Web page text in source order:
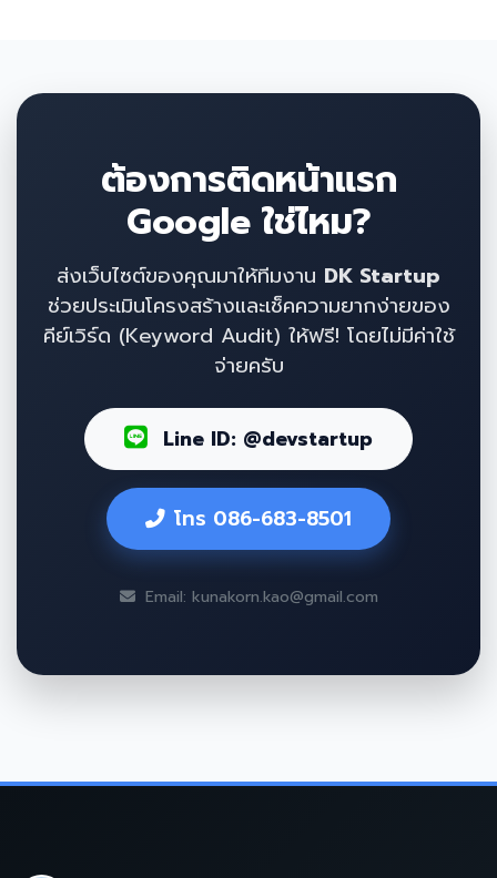
ต้องการติดหน้าแรก
Google ใช่ไหม?
ส่งเว็บไซต์ของคุณมาให้ทีมงาน DK Startup
ช่วยประเมินโครงสร้างและเช็คความยากง่ายของ
คีย์เวิร์ด (Keyword Audit) ให้ฟรี! โดยไม่มีค่าใช้
จ่ายครับ
Line ID: @devstartup
โทร 086-683-8501
Email: kunakorn.kao@gmail.com